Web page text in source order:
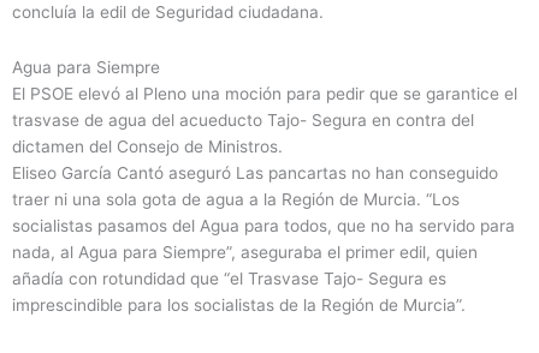
concluía la edil de Seguridad ciudadana.
Agua para Siempre
El PSOE elevó al Pleno una moción para pedir que se garantice el
trasvase de agua del acueducto Tajo- Segura en contra del
dictamen del Consejo de Ministros.
Eliseo García Cantó aseguró Las pancartas no han conseguido
traer ni una sola gota de agua a la Región de Murcia. “Los
socialistas pasamos del Agua para todos, que no ha servido para
nada, al Agua para Siempre”, aseguraba el primer edil, quien
añadía con rotundidad que “el Trasvase Tajo- Segura es
imprescindible para los socialistas de la Región de Murcia”.